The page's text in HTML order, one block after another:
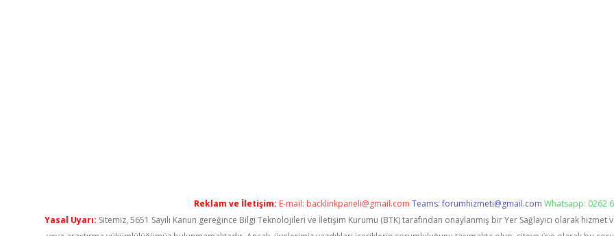
Reklam ve İletişim: E-mail: backlinkpaneli@gmail.com Teams:forumhizmeti@gmail.com Whatsapp: 0262
Yasal Uyarı: Sitemiz, 5651 Sayılı Kanun gereğince Bilgi Teknolojileri ve İletişim Kurumu (BTK) tarafından onaylanmış bir Yer Sağlayıcı olarak